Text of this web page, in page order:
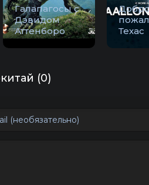
Галапагосы с
Дэвидом
Аттенборо
Техас
(0)